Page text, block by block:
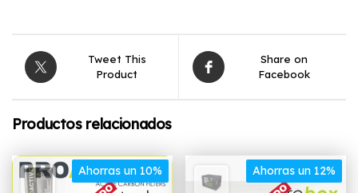
Tweet This
Product
Share on
Facebook
Productos relacionados
Ahorras un 10% Ahorras un 12%